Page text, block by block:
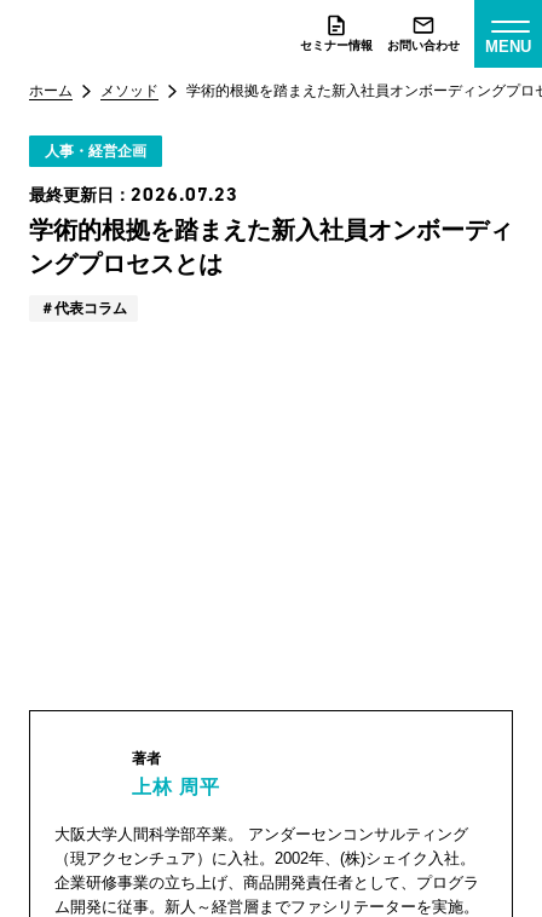
セミナー情報 お問い合わせ MENU
ホーム メソッド 学術的根拠を踏まえた新入社員オンボーディングプロ
人事・経営企画
最終更新日： 2026.07.23
学術的根拠を踏まえた新入社員オンボーディ
ングプロセスとは
代表コラム
上林 周
平"
width="1
著者
上林 周平
大阪大学人間科学部卒業。 アンダーセンコンサルティング
（現アクセンチュア）に入社。2002年、(株)シェイク入社。
企業研修事業の立ち上げ、商品開発責任者として、プログラ
ム開発に従事。新人～経営層までファシリテーターを実施。